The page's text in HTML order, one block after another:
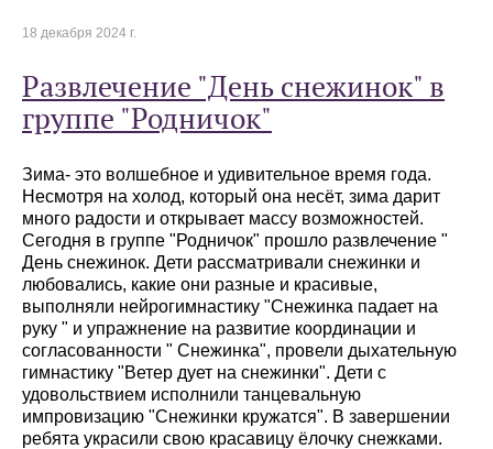
18 декабря 2024 г.
Развлечение "День снежинок" в
группе "Родничок"
Зима- это волшебное и удивительное время года.
Несмотря на холод, который она несёт, зима дарит
много радости и открывает массу возможностей.
Сегодня в группе "Родничок" прошло развлечение "
День снежинок. Дети рассматривали снежинки и
любовались, какие они разные и красивые,
выполняли нейрогимнастику "Снежинка падает на
руку " и упражнение на развитие координации и
согласованности " Снежинка", провели дыхательную
гимнастику "Ветер дует на снежинки". Дети с
удовольствием исполнили танцевальную
импровизацию "Снежинки кружатся". В завершении
ребята украсили свою красавицу ёлочку снежками.